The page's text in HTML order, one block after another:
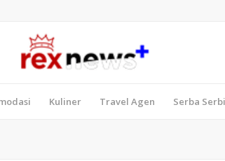
Kuliner Travel Agen Serba Serbi